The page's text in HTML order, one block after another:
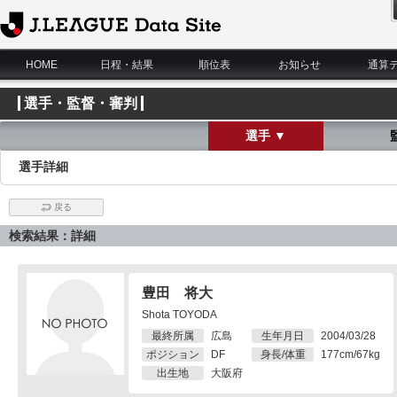
J.League Data Site
HOME
日程・結果 順位表 お知らせ 通算
選手・監督・審判
選手 ▼
選手詳細
戻る
検索結果：詳細
豊田 将大
Shota TOYODA
最終所属
広島
ポジション
DF
出生地
大阪府
生年月日
2004/03/28
身長/体重
177cm/67kg